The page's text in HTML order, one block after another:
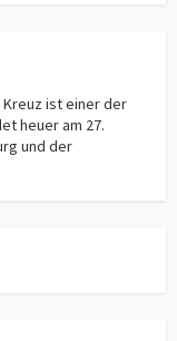
Kreuz ist einer der
heuer am 27.
und der